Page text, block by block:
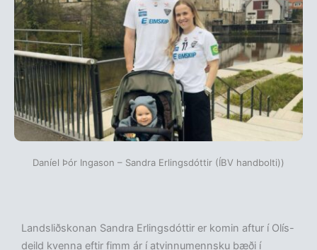
Daníel Þór Ingason – Sandra Erlingsdóttir (ÍBV handbolti))
Landsliðskonan Sandra Erlingsdóttir er komin aftur í Olís-
deild kvenna eftir fimm ár í atvinnumennsku bæði í